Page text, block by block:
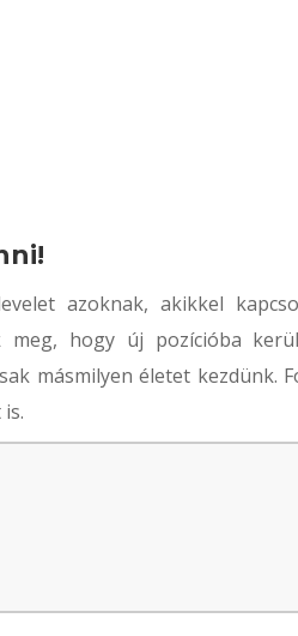
azoknak, akikkel
hogy új pozícióba
másmilyen életet kezdünk.